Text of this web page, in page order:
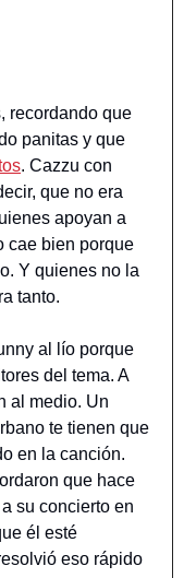
recordando que
panitas y que
. Cazzu con
que no era
apoyan a
cae bien porque
Y quienes no la
tanto.
al lío porque
del tema. A
al medio. Un
te tienen que
en la canción.
que hace
su concierto en
él esté
eso rápido